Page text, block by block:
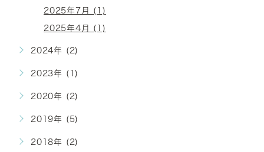
2025年7月 (1)
2025年4月 (1)
2024年 (2)
2023年 (1)
2020年 (2)
2019年 (5)
2018年 (2)